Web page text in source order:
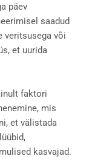
päev
saadud
veritsusega või
et uurida
faktori
mis
et välistada
kasvajad.